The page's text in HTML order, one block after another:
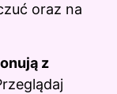
oraz na
z